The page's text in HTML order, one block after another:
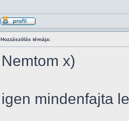
Hozzászólás témája:
Nemtom x)
igen mindenfajta